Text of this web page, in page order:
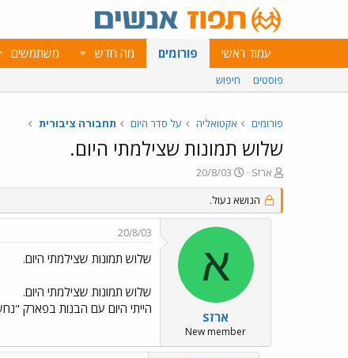
עמוד ראשי פורומים מה חדש משתמשים
פוסטים חיפוש
פורומים אקטואליה על סדר היום תחבורה ציבורית
שלוש תמונות שצילמתי היום.
פ
ו
ת
ח
ארזS
פ
ו
ר
ס
ם
ת
ר
י
20/8/03
הנושא נעול.
א
ארזS
New member
20/8/03
שלוש תמונות שצילמתי היום.
שלוש תמונות שצילמתי היום.
הייתי היום עם הבנות בפארק